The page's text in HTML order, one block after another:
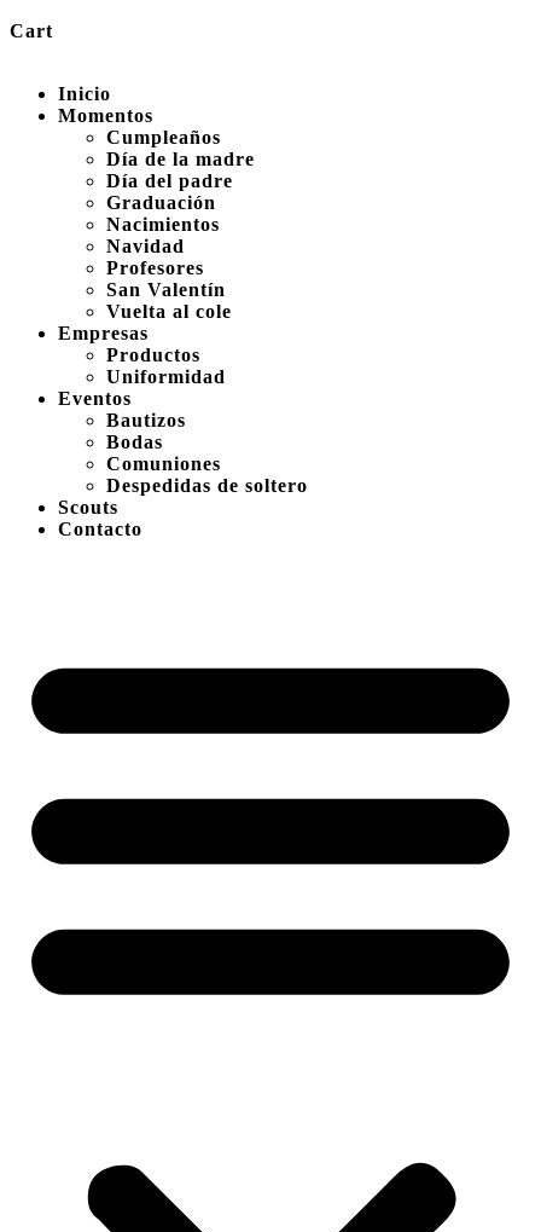
Cart
Inicio
Momentos
Cumpleaños
Día de la madre
Día del padre
Graduación
Nacimientos
Navidad
Profesores
San Valentín
Vuelta al cole
Empresas
Productos
Uniformidad
Eventos
Bautizos
Bodas
Comuniones
Despedidas de soltero
Scouts
Contacto